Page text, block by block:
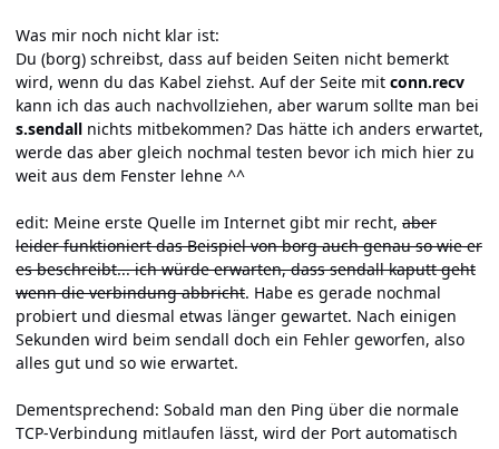
Was mir noch nicht klar ist:
Du (borg) schreibst, dass auf beiden Seiten nicht bemerkt
wird, wenn du das Kabel ziehst. Auf der Seite mit conn.recv
kann ich das auch nachvollziehen, aber warum sollte man bei
s.sendall nichts mitbekommen? Das hätte ich anders erwartet,
werde das aber gleich nochmal testen bevor ich mich hier zu
weit aus dem Fenster lehne ^^
edit: Meine erste Quelle im Internet gibt mir recht, aber
leider funktioniert das Beispiel von borg auch genau so wie er
es beschreibt... ich würde erwarten, dass sendall kaputt geht
wenn die verbindung abbricht. Habe es gerade nochmal
probiert und diesmal etwas länger gewartet. Nach einigen
Sekunden wird beim sendall doch ein Fehler geworfen, also
alles gut und so wie erwartet.
Dementsprechend: Sobald man den Ping über die normale
TCP-Verbindung mitlaufen lässt, wird der Port automatisch